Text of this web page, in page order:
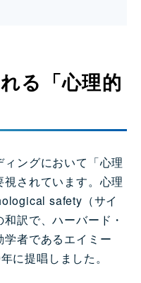
る「心理的
ングにおいて「心理
されています。心理
safety（サイ
訳で、ハーバード・
学者であるエイミー
に提唱しました。